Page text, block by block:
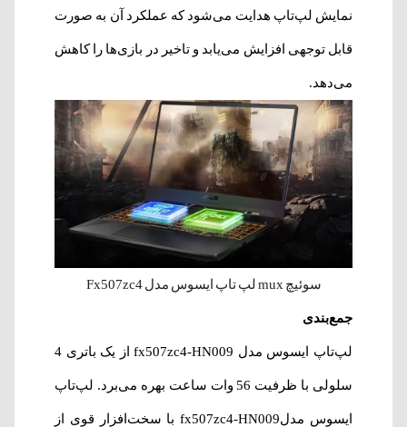
نمایش لپ‌تاپ هدایت می‌شود که عملکرد آن به صورت
قابل توجهی افزایش می‌یابد و تاخیر در بازی‌ها را کاهش
می‌دهد.
سوئیچ mux لپ تاپ ایسوس مدل Fx507zc4
جمع‌بندی
لپ‌‌تاپ ایسوس مدل fx507zc4-HN009 از یک باتری 4
سلولی با ظرفیت 56 وات ساعت بهره‌ می‌برد. لپ‌‌تاپ
ایسوس مدلfx507zc4-HN009 با سخت‌افزار قوی از